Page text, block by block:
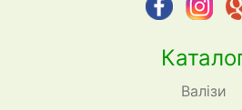
Валізи